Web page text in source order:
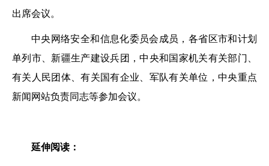
出席会议。
中央网络安全和信息化委员会成员，各省区市和计划
单列市、新疆生产建设兵团，中央和国家机关有关部门、
有关人民团体、有关国有企业、军队有关单位，中央重点
新闻网站负责同志等参加会议。
延伸阅读：